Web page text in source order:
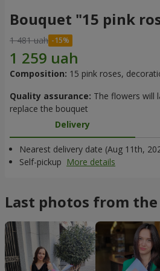
Bouquet "15 pink
1 481 uah
Composition: 15 pink roses,
Quality assurance: The flowers will
replace the bouquet
Delivery
Nearest delivery date (Aug 11th,
Self-pickup More details
Last photos from